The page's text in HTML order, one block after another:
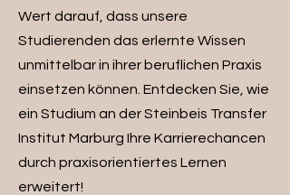
Wert darauf, dass unsere
Studierenden das erlernte Wissen
unmittelbar in ihrer beruflichen Praxis
einsetzen können. Entdecken Sie, wie
ein Studium an der Steinbeis Transfer
Institut Marburg Ihre Karrierechancen
durch praxisorientiertes Lernen
erweitert!